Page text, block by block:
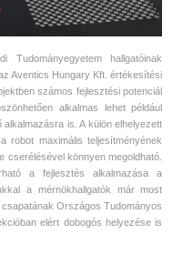
Tudományegyetem hallgatóinak
Aventics Hungary Kft. értékesítési
számos fejlesztési potenciál
alkalmas lehet például
is. A külön elhelyezett
robot maximális teljesítményének
cserélésével könnyen megoldható.
a fejlesztés alkalmazása a
a mérnökhallgatók már most
Országos Tudományos
elért dobogós helyezése is